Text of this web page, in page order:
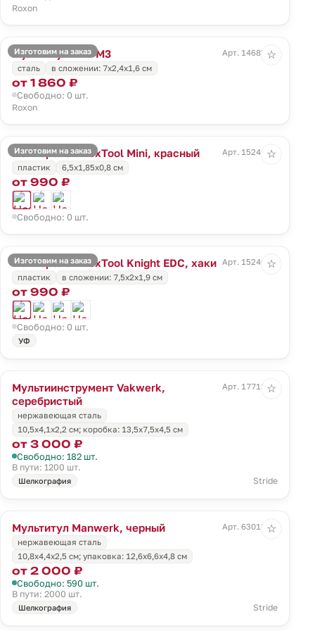
Roxon
Изготовим на заказ
Мультитул Mini M3
Арт. 14685.10
сталь
в сложении: 7х2,4х1,6 см
от 1 860 ₽
Свободно: 0 шт.
Roxon
☆
Изготовим на заказ
Нож-брелок NexTool Mini, красный
Арт. 15241.50
пластик
6,5х1,85х0,8 см
от 990 ₽
Свободно: 0 шт.
☆
Изготовим на заказ
Нож-брелок NexTool Knight EDC, хаки
Арт. 15240.99
пластик
в сложении: 7,5х2х1,9 см
от 990 ₽
Свободно: 0 шт.
УФ
☆
Мультиинструмент Vakwerk,
серебристый
Арт. 17718.10
нержавеющая сталь
10,5х4,1х2,2 см; коробка: 13,5x7,5x4,5 см
от 3 000 ₽
Свободно: 182 шт.
В пути: 1200 шт.
Шелкография Stride
☆
Мультитул Manwerk, черный
Арт. 63013.30
нержавеющая сталь
10,8x4,4x2,5 см; упаковка: 12,6х6,6х4,8 см
от 2 000 ₽
Свободно: 590 шт.
В пути: 2000 шт.
Шелкография Stride
☆